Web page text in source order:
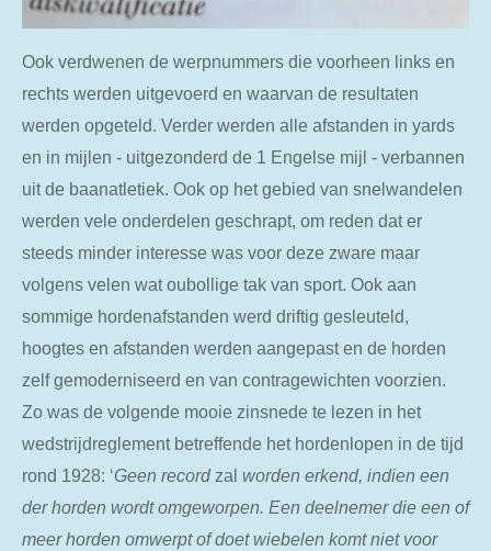
Ook verdwenen de werpnummers die voorheen links en
rechts werden uitgevoerd en waarvan de resultaten
werden opgeteld. Verder werden alle afstanden in yards
en in mijlen - uitgezonderd de 1 Engelse mijl - verbannen
uit de baanatletiek. Ook op het gebied van snelwandelen
werden vele onderdelen geschrapt, om reden dat er
steeds minder interesse was voor deze zware maar
volgens velen wat oubollige tak van sport. Ook aan
sommige hordenafstanden werd driftig gesleuteld,
hoogtes en afstanden werden aangepast en de horden
zelf gemoderniseerd en van contragewichten voorzien.
Zo was de volgende mooie zinsnede te lezen in het
wedstrijdreglement betreffende het hordenlopen in de tijd
rond 1928: ‘Geen recordzal worden erkend, indien een
der horden wordt omgeworpen. Een deelnemer die een of
meer horden omwerpt of doet wiebelen komt niet voor